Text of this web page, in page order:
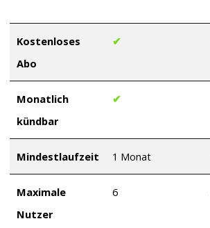
Kostenloses
Abo
✔
Monatlich
kündbar
✔
Mindestlaufzeit 1 Monat
Maximale
Nutzer
6